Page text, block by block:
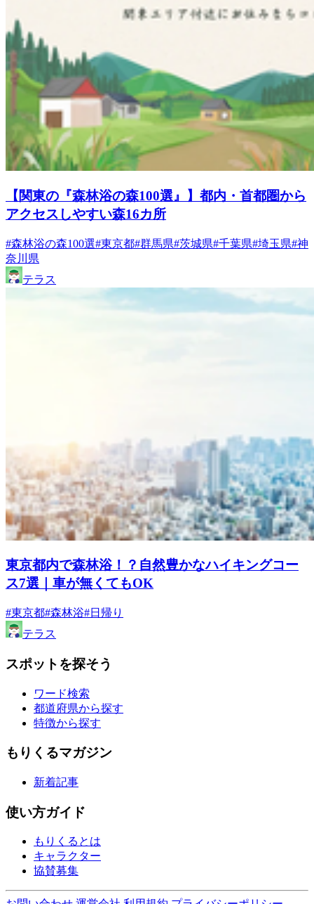
【関東の『森林浴の森100選』】都内・首都圏から
アクセスしやすい森16カ所
#森林浴の森100選#東京都#群馬県#茨城県#千葉県#埼玉県#神
奈川県
テラス
東京都内で森林浴！？自然豊かなハイキングコー
ス7選｜車が無くてもOK
#東京都#森林浴#日帰り
テラス
スポットを探そう
ワード検索
都道府県から探す
特徴から探す
もりくるマガジン
新着記事
使い方ガイド
もりくるとは
キャラクター
協賛募集